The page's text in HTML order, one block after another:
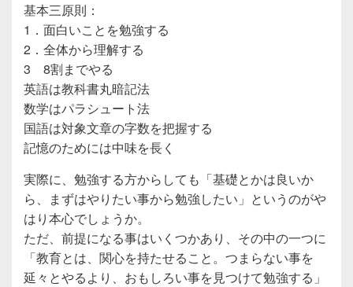
基本三原則：
1．面白いことを勉強する
2．全体から理解する
3 8割までやる
英語は教科書丸暗記法
数学はパラシュート法
国語は対象文章の字数を把握する
記憶のためには中味を長く
実際に、勉強する方からしても「基礎とかは良いか
ら、まずはやりたい事から勉強したい」というのがや
はり本心でしょうか。
ただ、前提になる事はいくつかあり、その中の一つに
「教育とは、関心を持たせること。つまらない事を
延々とやるより、おもしろい事を見つけて勉強する」